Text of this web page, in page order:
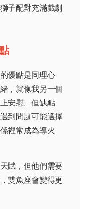
子配對充滿戲劇
優點是同理心
，就像我另一個
安慰。但缺點
到問題可能選擇
裡常成為導火
賦，但他們需要
雙魚座會變得更